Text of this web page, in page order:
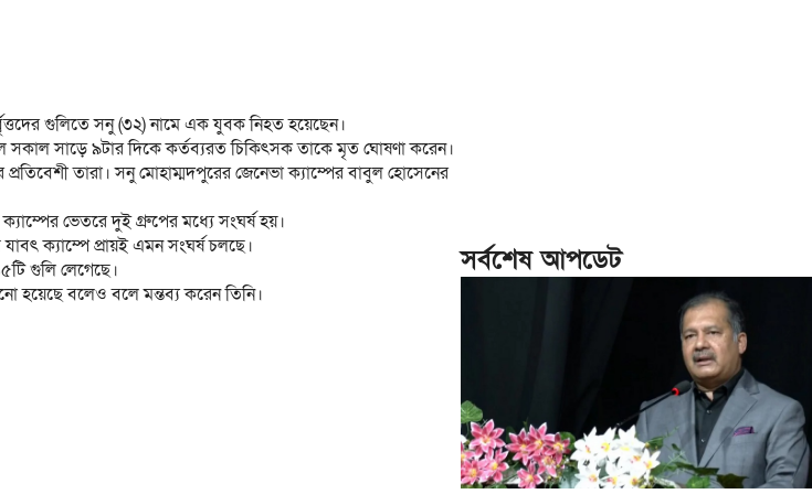
গুলিতে সনু (৩২) নামে এক যুবক নিহত হয়েছেন।
সকাল সাড়ে ৯টার দিকে কর্তব্যরত চিকিৎসক তাকে মৃত ঘোষণা করেন।
তারা। সনু মোহাম্মদপুরের জেনেভা ক্যাম্পের বাবুল হোসেনের
ভেতরে দুই গ্রুপের মধ্যে সংঘর্ষ হয়।
ক্যাম্পে প্রায়ই এমন সংঘর্ষ চলছে।
গুলি লেগেছে।
হয়েছে বলেও বলে মন্তব্য করেন তিনি।
সর্বশেষ আপডেট